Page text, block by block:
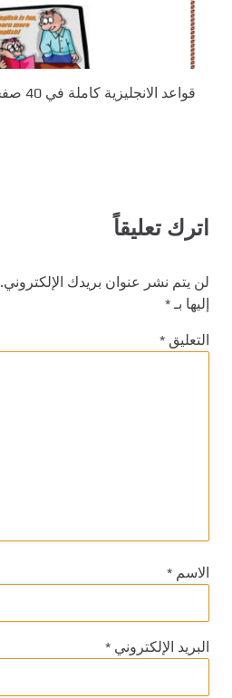
قواعد الانجليزية كاملة في 40 صفحه فقط
اترك تعليقاً
لن يتم نشر عنوان بريدك الإلكتروني.
إليها بـ*
التعليق *
الاسم *
البريد الإلكتروني *